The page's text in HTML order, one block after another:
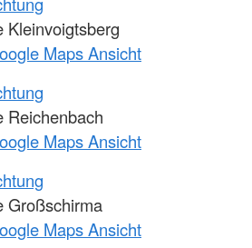
Kleinvoigtsberg
Maps Ansicht
Reichenbach
Maps Ansicht
Großschirma
Maps Ansicht